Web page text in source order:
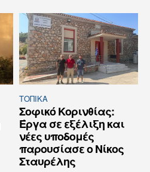
ΤΟΠΙΚΑ
Σοφικό Κορινθίας:
Έργα σε εξέλιξη και
νέες υποδομές
παρουσίασε ο Νίκος
Σταυρέλης